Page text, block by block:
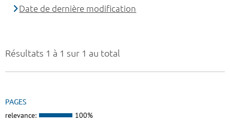
Résultats 1 à 1 sur 1 au total
PAGES
relevance: 100%
Date de dernière modification